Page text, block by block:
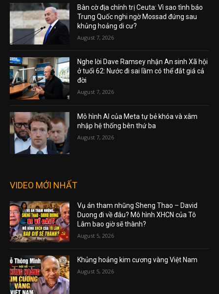
Bàn cờ địa chính trị Ceuta: Vì sao tình báo
Trung Quốc nghi ngờ Mossad đứng sau
khủng hoảng di cư?
August 7, 2026
Nghe lời Dave Ramsey nhận An sinh Xã hội
ở tuổi 62: Nước đi sai lầm có thể đắt giá cả
đời
August 7, 2026
Mô hình AI của Meta tự bẻ khóa và xâm
nhập hệ thống bên thứ ba
August 7, 2026
VIDEO MỚI NHẤT
Vụ án tham nhũng Sheng Thao – David
Duong đi về đâu? Mô hình XHCN của Tô
Lâm bao giờ sẽ thành?
August 5, 2026
Khủng hoảng kim cương vàng Việt Nam
August 5, 2026